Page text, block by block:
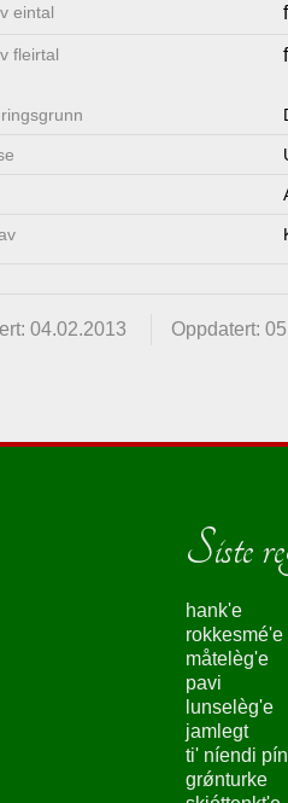
eintal
fleirtal
04.02.2013 Oppdatert:
Siste
hank'e
rokkesmé'e
måtelèg'e
pavi
lunselèg'e
jamlegt
ti' níendi
grǿnturke